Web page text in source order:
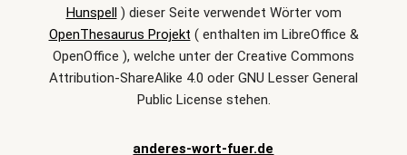
Hunspell) dieser Seite verwendet Wörter vom
OpenThesaurus Projekt ( enthalten im LibreOffice &
OpenOffice ), welche unter der Creative Commons
Attribution-ShareAlike 4.0 oder GNU Lesser General
Public License stehen.
anderes-wort-fuer.de